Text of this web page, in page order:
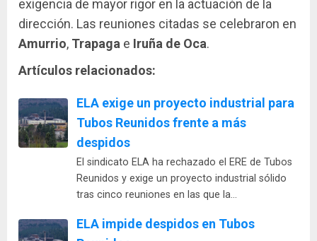
exigencia de mayor rigor en la actuación de la
dirección. Las reuniones citadas se celebraron en
Amurrio, Trapaga e Iruña de Oca.
Artículos relacionados:
ELA exige un proyecto industrial para
Tubos Reunidos frente a más
despidos
El sindicato ELA ha rechazado el ERE de Tubos
Reunidos y exige un proyecto industrial sólido
tras cinco reuniones en las que la…
ELA impide despidos en Tubos